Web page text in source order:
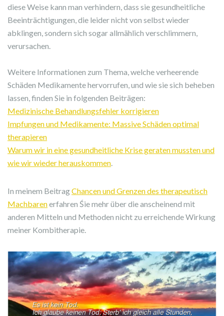
diese Weise kann man verhindern, dass sie gesundheitliche
Beeinträchtigungen, die leider nicht von selbst wieder
abklingen, sondern sich sogar allmählich verschlimmern,
verursachen.
Weitere Informationen zum Thema, welche verheerende
Schäden Medikamente hervorrufen, und wie sie sich beheben
lassen, finden Sie in folgenden Beiträgen:
Medizinische Behandlungsfehler korrigieren
Impfungen und Medikamente: Massive Schäden optimal
therapieren
Warum wir in eine gesundheitliche Krise geraten mussten und
wie wir wieder herauskommen
In meinem BeitragChancen und Grenzen des therapeutisch
Machbarenerfahren Śie mehr über die anscheinend mit
anderen Mitteln und Methoden nicht zu erreichende Wirkung
meiner Kombitherapie.